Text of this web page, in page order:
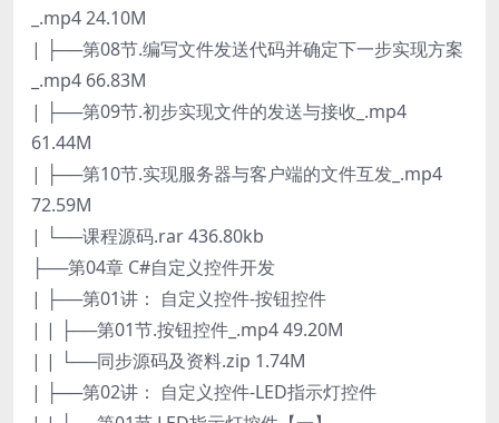
_.mp4 24.10M
| ├──第08节.编写文件发送代码并确定下一步实现方案
_.mp4 66.83M
| ├──第09节.初步实现文件的发送与接收_.mp4
61.44M
| ├──第10节.实现服务器与客户端的文件互发_.mp4
72.59M
| └──课程源码.rar 436.80kb
├──第04章 C#自定义控件开发
| ├──第01讲： 自定义控件-按钮控件
| | ├──第01节.按钮控件_.mp4 49.20M
| | └──同步源码及资料.zip 1.74M
| ├──第02讲： 自定义控件-LED指示灯控件